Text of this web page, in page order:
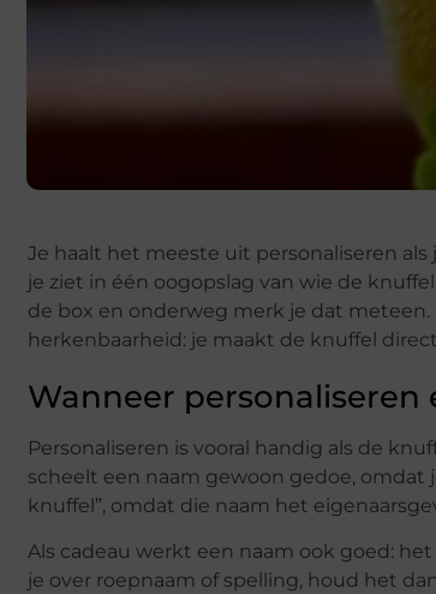
Je haalt het meeste uit personaliseren
je ziet in één oogopslag van wie de
de box en onderweg merk je dat meteen.
herkenbaarheid: je maakt de knuffel
Wanneer personaliseren
Personaliseren is vooral handig als de
scheelt een naam gewoon gedoe, omdat
knuffel”, omdat die naam het
Als cadeau werkt een naam ook goed:
je over roepnaam of spelling, houd het